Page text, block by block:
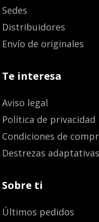
Sedes
Distribuidores
Envío de originales
Te interesa
Aviso legal
Política de privacidad
Condiciones de
Destrezas adaptativas
Sobre ti
Últimos pedidos